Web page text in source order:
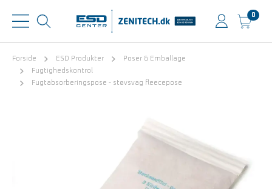
0
Forside ESD Produkter
Poser & Emballage
Fugtighedskontrol
Fugtabsorberingspose - støvsvag fleecepose